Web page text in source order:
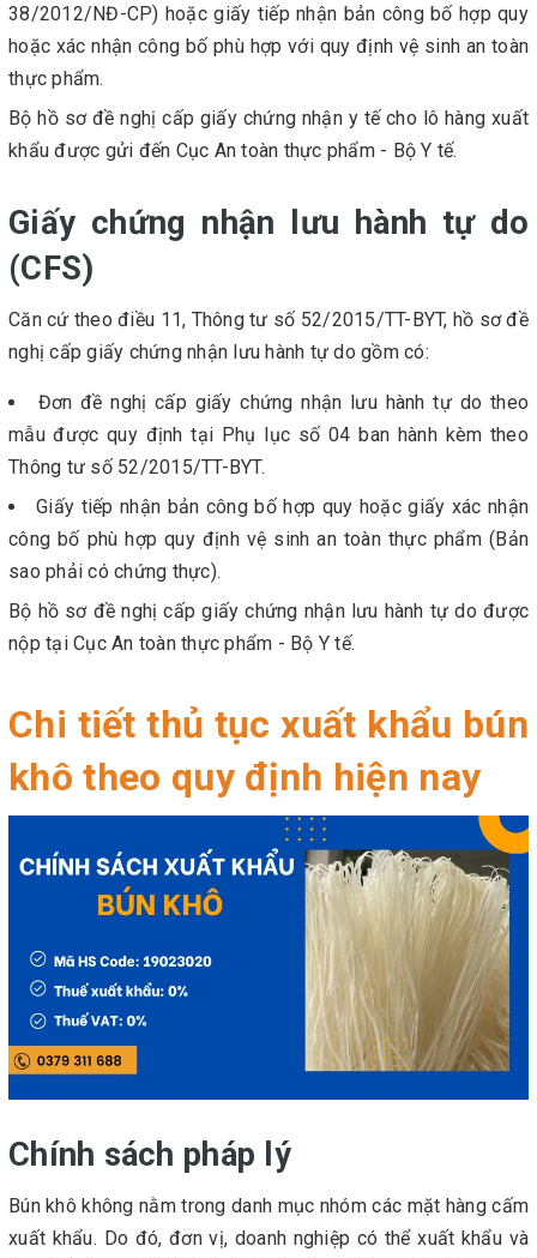
38/2012/NĐ-CP) hoặc giấy tiếp nhận bản công bố hợp quy
hoặc xác nhận công bố phù hợp với quy định vệ sinh an toàn
thực phẩm.
Bộ hồ sơ đề nghị cấp giấy chứng nhận y tế cho lô hàng xuất
khẩu được gửi đến Cục An toàn thực phẩm - Bộ Y tế.
Giấy chứng nhận lưu hành tự do
(CFS)
Căn cứ theo điều 11, Thông tư số 52/2015/TT-BYT, hồ sơ đề
nghị cấp giấy chứng nhận lưu hành tự do gồm có:
Đơn đề nghị cấp giấy chứng nhận lưu hành tự do theo
mẫu được quy định tại Phụ lục số 04 ban hành kèm theo
Thông tư số 52/2015/TT-BYT.
Giấy tiếp nhận bản công bố hợp quy hoặc giấy xác nhận
công bố phù hợp quy định vệ sinh an toàn thực phẩm (Bản
sao phải có chứng thực).
Bộ hồ sơ đề nghị cấp giấy chứng nhận lưu hành tự do được
nộp tại Cục An toàn thực phẩm - Bộ Y tế.
Chi tiết thủ tục xuất khẩu bún
khô theo quy định hiện nay
Chính sách pháp lý
Bún khô không nằm trong danh mục nhóm các mặt hàng cấm
xuất khẩu. Do đó, đơn vị, doanh nghiệp có thể xuất khẩu và